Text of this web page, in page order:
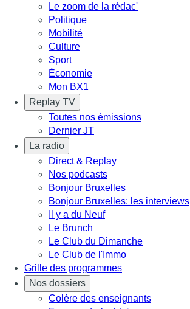
Le zoom de la rédac'
Politique
Mobilité
Culture
Sport
Économie
Mon BX1
Replay TV
Toutes nos émissions
Dernier JT
La radio
Direct & Replay
Nos podcasts
Bonjour Bruxelles
Bonjour Bruxelles: les interviews
Il y a du Neuf
Le Brunch
Le Club du Dimanche
Le Club de l'Immo
Grille des programmes
Nos dossiers
Colère des enseignants